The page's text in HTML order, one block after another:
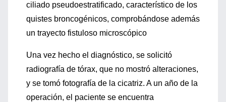
ciliado pseudoestratificado, característico de los
quistes broncogénicos, comprobándose además
un trayecto fistuloso microscópico
Una vez hecho el diagnóstico, se solicitó
radiografía de tórax, que no mostró alteraciones,
y se tomó fotografía de la cicatriz. A un año de la
operación, el paciente se encuentra